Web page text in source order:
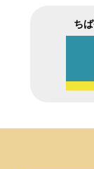
ち